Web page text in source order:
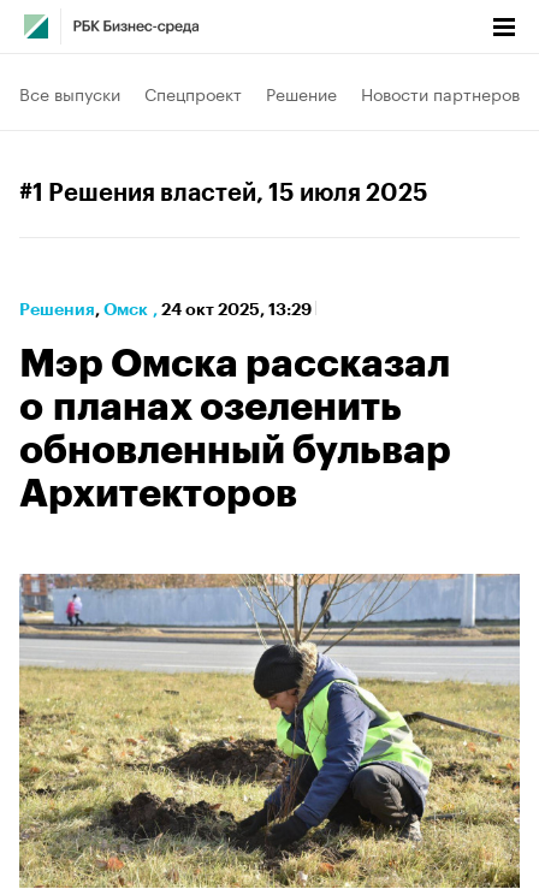
Все выпуски Спецпроект Решение Новости партнеров
#1 Решения властей, 15 июля 2025
Решения⁠, Омск , 24 окт 2025, 13:29
Мэр Омска рассказал
о планах озеленить
обновленный бульвар
Архитекторов